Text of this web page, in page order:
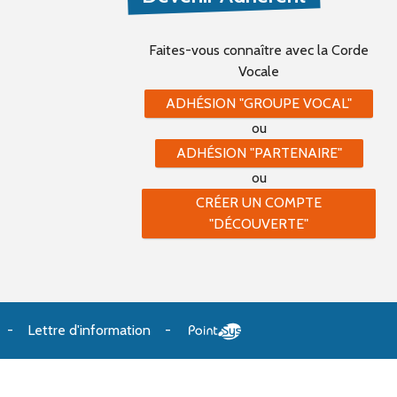
Faites-vous connaître avec la Corde
Vocale
ADHÉSION "GROUPE VOCAL"
ou
ADHÉSION "PARTENAIRE"
ou
CRÉER UN COMPTE
"DÉCOUVERTE"
Lettre d'information